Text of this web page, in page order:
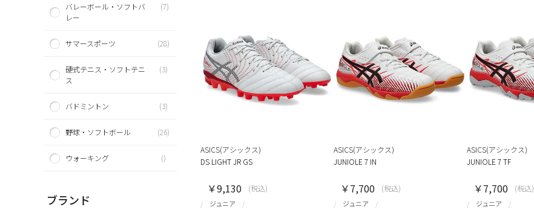
バレーボール・ソフトバ
レー
(7)
サマースポーツ (28)
硬式テニス・ソフトテニ
ス
(3)
バドミントン (3)
野球・ソフトボール (26)
ウォーキング ()
ブランド
ASICS(アシックス)
DS LIGHT JR GS
ジュニア
￥9,130 (税込)
ASICS(アシックス)
JUNIOLE 7 IN
ジュニア
￥7,700 (税込)
ASICS(アシックス)
JUNIOLE 7 TF
ジュニア
￥7,700 (税込)